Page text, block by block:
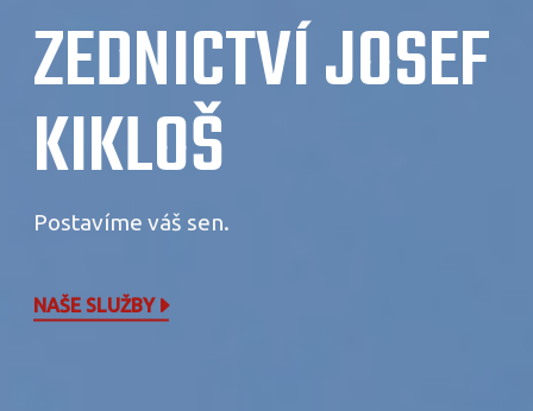
ZEDNICTVÍ JOSEF
KIKLOŠ
Postavíme váš sen.
NAŠE SLUŽBY